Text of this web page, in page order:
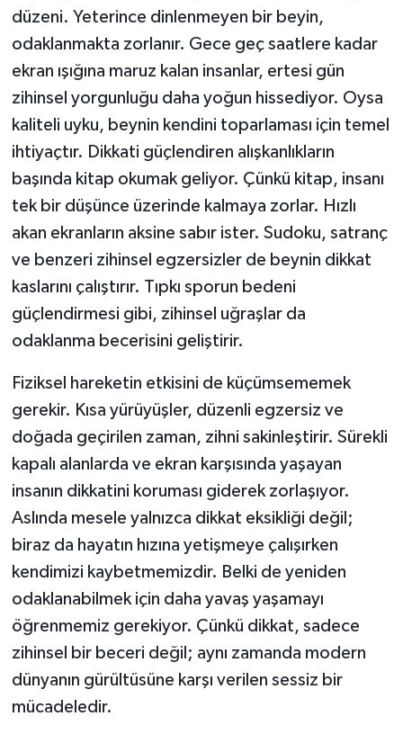
düzeni. Yeterince dinlenmeyen bir beyin,
odaklanmakta zorlanır. Gece geç saatlere kadar
ekran ışığına maruz kalan insanlar, ertesi gün
zihinsel yorgunluğu daha yoğun hissediyor. Oysa
kaliteli uyku, beynin kendini toparlaması için temel
ihtiyaçtır. Dikkati güçlendiren alışkanlıkların
başında kitap okumak geliyor. Çünkü kitap, insanı
tek bir düşünce üzerinde kalmaya zorlar. Hızlı
akan ekranların aksine sabır ister. Sudoku, satranç
ve benzeri zihinsel egzersizler de beynin dikkat
kaslarını çalıştırır. Tıpkı sporun bedeni
güçlendirmesi gibi, zihinsel uğraşlar da
odaklanma becerisini geliştirir.
Fiziksel hareketin etkisini de küçümsememek
gerekir. Kısa yürüyüşler, düzenli egzersiz ve
doğada geçirilen zaman, zihni sakinleştirir. Sürekli
kapalı alanlarda ve ekran karşısında yaşayan
insanın dikkatini koruması giderek zorlaşıyor.
Aslında mesele yalnızca dikkat eksikliği değil;
biraz da hayatın hızına yetişmeye çalışırken
kendimizi kaybetmemizdir. Belki de yeniden
odaklanabilmek için daha yavaş yaşamayı
öğrenmemiz gerekiyor. Çünkü dikkat, sadece
zihinsel bir beceri değil; aynı zamanda modern
dünyanın gürültüsüne karşı verilen sessiz bir
mücadeledir.